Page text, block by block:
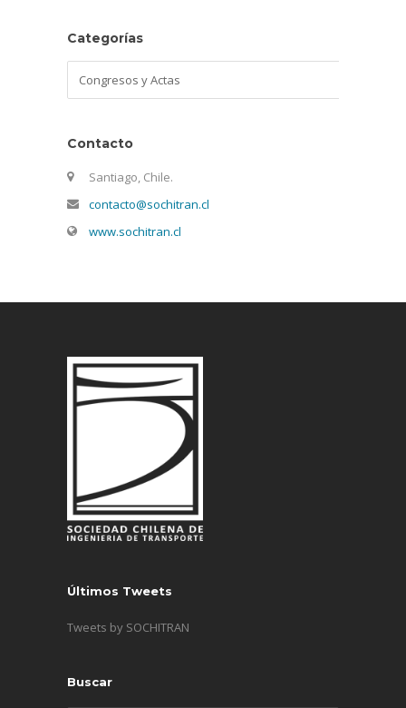
Categorías
Contacto
Santiago, Chile.
contacto@sochitran.cl
www.sochitran.cl
Últimos Tweets
Tweets by SOCHITRAN
Buscar